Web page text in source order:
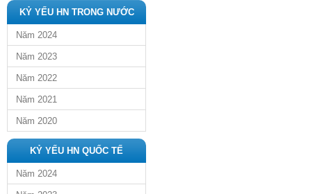
KỶ YẾU HN TRONG NƯỚC
Năm 2024
Năm 2023
Năm 2022
Năm 2021
Năm 2020
KỶ YẾU HN QUỐC TẾ
Năm 2024